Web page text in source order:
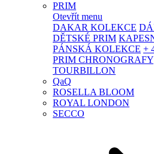
PRIM
Otevřít menu
DAKAR KOLEKCE
DĚTSKÉ PRIM
PÁNSKÁ KOLEKCE +
PRIM CHRONOGRAFY
TOURBILLON
QaQ
ROSELLA BLOOM
ROYAL LONDON
SECCO